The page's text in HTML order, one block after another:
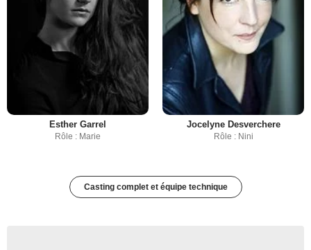
Esther Garrel
Rôle : Marie
Jocelyne Desverchere
Rôle : Nini
Casting complet et équipe technique